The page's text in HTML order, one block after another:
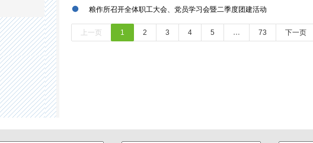
粮作所召开全体职工大会、党员学习会暨二季度团建活动
上一页 1 2 3 4 5 … 73 下一页